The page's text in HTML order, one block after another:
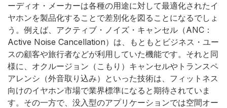
ーディオ・メーカーは各種の用途に対して最適化されたイ
ヤホンを製品化することで差別化を図ることになるでしょ
う。例えば、アクティブ・ノイズ・キャンセル（ANC：
Active Noise Cancellation）は、もともとビジネス・ユー
スの顧客や旅行者などが利用していた機能です。それと同
様に、オクルージョン（こもり）キャンセルやトランスペ
アレンシ（外音取り込み）といった技術は、フィットネス
向けのイヤホン市場で業界標準になると期待されていま
す。その一方で、没入型のアプリケーションでは空間オー